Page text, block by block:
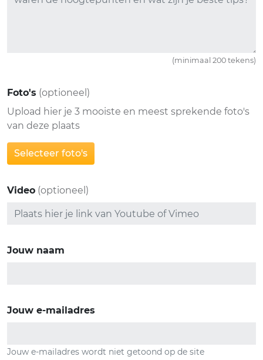
(minimaal 200 tekens)
Foto's (optioneel)
Upload hier je 3 mooiste en meest sprekende foto's
van deze plaats
Selecteer foto's
Video (optioneel)
Jouw naam
Jouw e-mailadres
Jouw e-mailadres wordt niet getoond op de site